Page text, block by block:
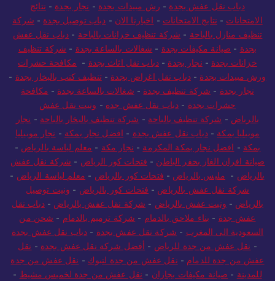
دباب نقل عفش بجدة - رش مبيدات بجدة - نجار بجدة - نتائج
الامتحانات - نتايج الامتحانات - اخبارنا الان - دباب توصيل بجدة - شركة
تنظيف منازل بالباحة - شركة تنظيف خزانات بالباحة - دباب نقل عفش
بجدة - صيانة مكيفات بجدة - شغالات بالساعة بجدة - شركة تنظيف
خزانات بجدة - نجار بجدة - دباب نقل اثاث بجدة - مكافحة حشرات
ورش مبيدات بجدة -دباب نقل اغراض بجدة -تنظيف كنب بالبخار بجدة -
نجار بجدة - شركة تنظيف بجدة - شغالات بالساعة بجدة - مكافحة
حشرات بجدة - دباب نقل عفش جده - ونيت نقل عفش
بالرياض - شركة تنظيف بالباحة - شركة تنظيف بالبخار بالباحة - نجار
موبيليا بمكة -دباب نقل عفش بجدة - افضل نجار بمكة - نجار موبيليا
بمكة - افضل نجار بمكة المكرمة - نجار مكة - معلم لياسة بالرياض -
صيانة افران الغاز بحفر الباطن - فتحات كور الرياض - شركة نقل عفش
بالرياض - مليس بالرياض - فتحات كور بالرياض - معلم لياسة الرياض -
شركة نقل عفش بالرياض - فتحات كور بالرياض - ونيت توصيل
بالرياض - ونيت عفش بالرياض - شركة نقل عفش بالرياض -دباب نقل
عفش جدة - بناء ملاحق بالدمام - شركة ترميم بالدمام - شحن من
السعودية الى المغرب - شركة نقل عفش بجدة - دباب نقل عفش بجدة
- نقل عفش من جدة للرياض - أفضل شركة نقل عفش بجدة - نقل
عفش من جدة للدمام - نقل عفش من جدة لتبوك - نقل عفش من جدة
للمدينة - صيانة مكيفات بجازان - نقل عفش من جدة لخميس مشيط -